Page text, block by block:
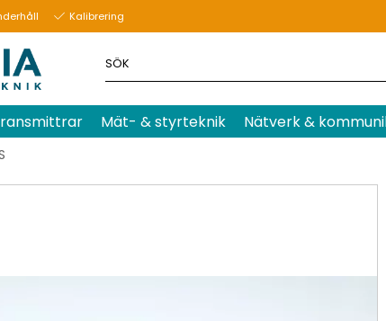
Kalibrering
Mät- & styrteknik Nätverk &